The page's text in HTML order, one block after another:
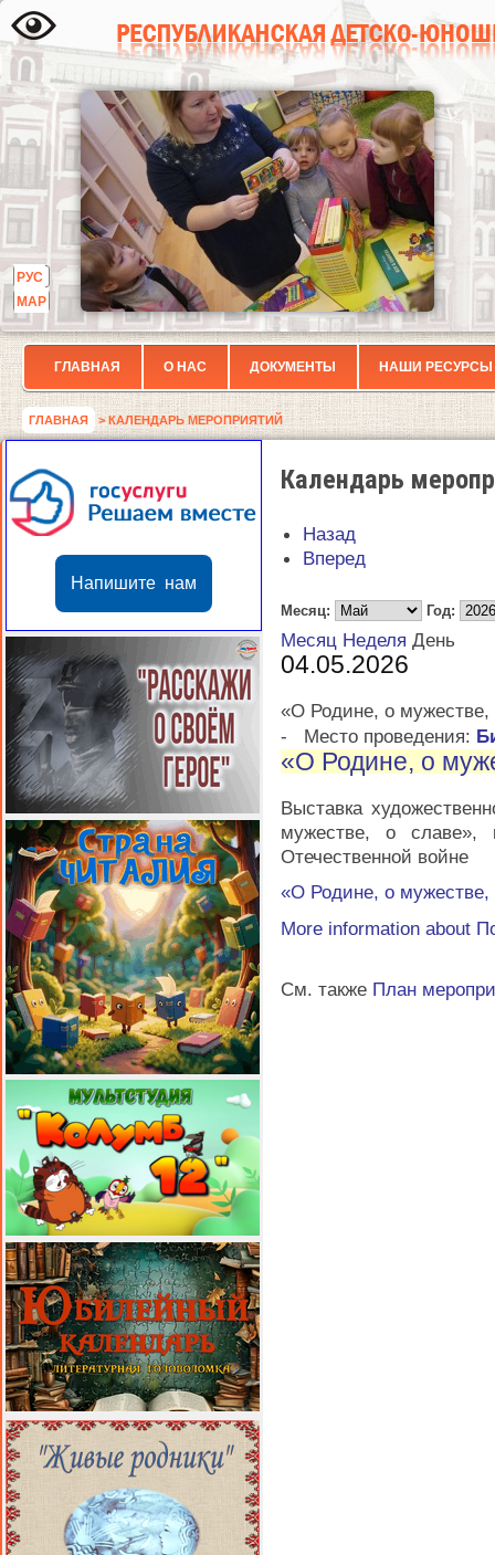
РУС
МАР
ГЛАВНАЯ О НАС ДОКУМЕНТЫ НАШИ РЕСУРСЫ
ГЛАВНАЯ > КАЛЕНДАРЬ МЕРОПРИЯТИЙ
Напишите нам
Календарь
Назад
Вперед
Месяц: Год:
Месяц Неделя День
04.05.2026
«О Родине, о мужестве,
-
Место проведения:
«О Родине, о
Выставка
мужестве, о
Отечественной войне
«О Родине, о мужестве,
More information about
См. также План